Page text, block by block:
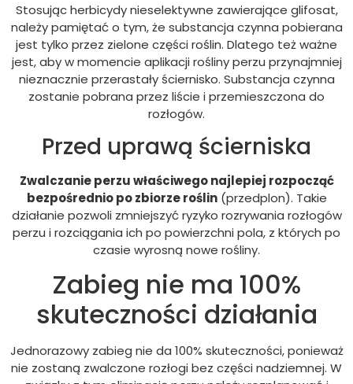
Stosując herbicydy nieselektywne zawierające glifosat,
należy pamiętać o tym, że substancja czynna pobierana
jest tylko przez zielone części roślin. Dlatego też ważne
jest, aby w momencie aplikacji rośliny perzu przynajmniej
nieznacznie przerastały ściernisko. Substancja czynna
zostanie pobrana przez liście i przemieszczona do
rozłogów.
Przed uprawą ścierniska
Zwalczanie perzu właściwego najlepiej rozpocząć
bezpośrednio po zbiorze roślin(przedplon). Takie
działanie pozwoli zmniejszyć ryzyko rozrywania rozłogów
perzu i rozciągania ich po powierzchni pola, z których po
czasie wyrosną nowe rośliny.
Zabieg nie ma 100%
skuteczności działania
Jednorazowy zabieg nie da 100% skuteczności, ponieważ
nie zostaną zwalczone rozłogi bez części nadziemnej. W